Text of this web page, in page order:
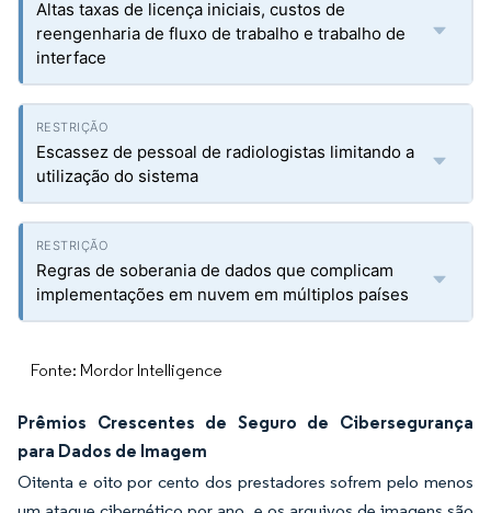
Altas taxas de licença iniciais, custos de
reengenharia de fluxo de trabalho e trabalho de
interface
Escassez de pessoal de radiologistas limitando a
utilização do sistema
Regras de soberania de dados que complicam
implementações em nuvem em múltiplos países
Fonte: Mordor Intelligence
Prêmios Crescentes de Seguro de Cibersegurança
para Dados de Imagem
Oitenta e oito por cento dos prestadores sofrem pelo menos